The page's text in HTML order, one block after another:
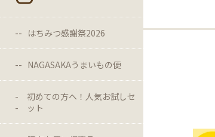
はちみつ感謝祭2026
NAGASAKAうまいもの便
初めての方へ！人気お試しセ
ット